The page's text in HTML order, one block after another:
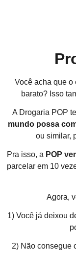
Você acha que o
barato? Isso
A Drogaria POP
mundo possa
ou similar,
Pra isso, a POP
parcelar em 10
Agora,
1) Você já deixou
2) Não consegue